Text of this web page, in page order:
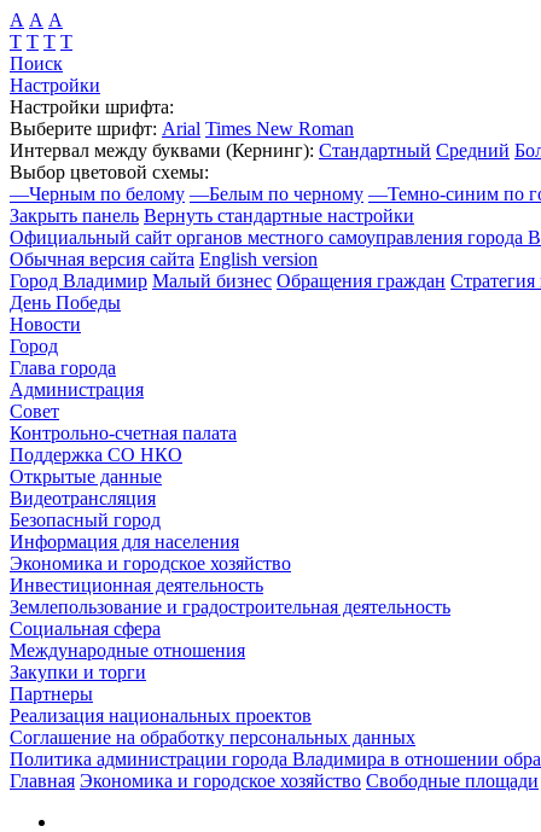
А А А
Т Т Т Т
Поиск
Настройки
Настройки шрифта:
Выберите шрифт: Arial Times New Roman
Интервал между буквами (Кернинг): Стандартный Средний
Выбор цветовой схемы:
—Черным по белому —Белым по черному —Темно-синим по
Закрыть панель Вернуть стандартные настройки
Официальный сайт органов местного самоуправления города
Обычная версия сайта English version
Город Владимир Малый бизнес Обращения граждан Стратегия
День Победы
Новости
Город
Глава города
Администрация
Совет
Контрольно-счетная палата
Поддержка СО НКО
Открытые данные
Видеотрансляция
Безопасный город
Информация для населения
Экономика и городское хозяйство
Инвестиционная деятельность
Землепользование и градостроительная деятельность
Социальная сфера
Международные отношения
Закупки и торги
Партнеры
Реализация национальных проектов
Соглашение на обработку персональных данных
Политика администрации города Владимира в отношении
Главная Экономика и городское хозяйство Свободные площади